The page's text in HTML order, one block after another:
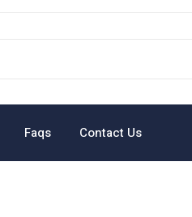
Faqs Contact Us